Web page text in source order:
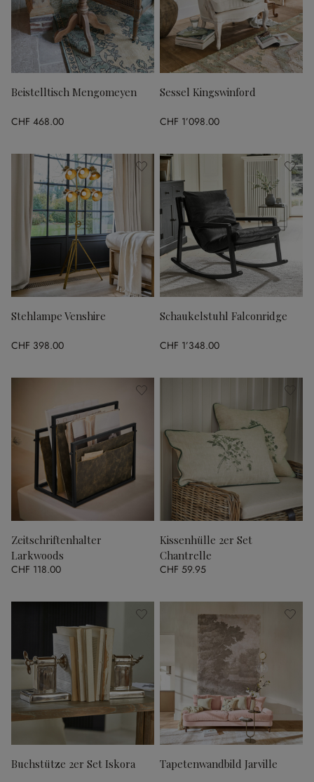
Beistelltisch Mengomeyen
CHF 468.00
Sessel Kingswinford
CHF 1’098.00
Stehlampe Venshire
CHF 398.00
Schaukelstuhl Falconridge
CHF 1’348.00
Zeitschriftenhalter
Larkwoods
CHF 118.00
Kissenhülle 2er Set
Chantrelle
CHF 59.95
Buchstütze 2er Set Iskora Tapetenwandbild Jarville